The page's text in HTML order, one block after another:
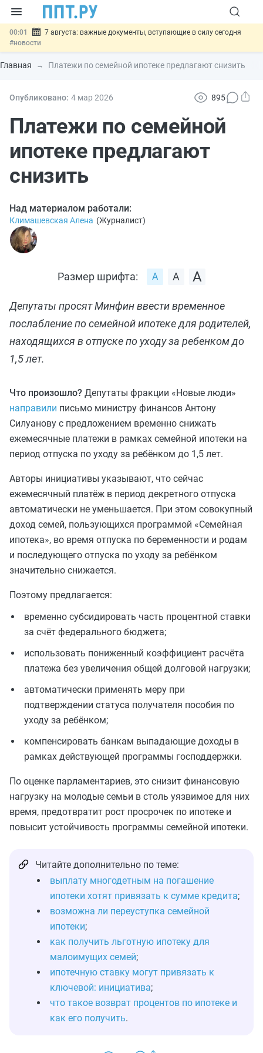
00:01
7 августа: важные документы, вступающие в силу сегодня
#новости
06.08 Минпромторг предложил запретить смешанные лоты
электроники в госзакупках#новости
06.08 Возврат денег за риелторские услуги при недействительных
06.08
Обеспечительный платёж СПОТ могут заменить
банковской гарантией
#новости
Главная Платежи по семейной ипотеке предлагают снизить
Опубликовано: 4 мар 2026 895
Платежи по семейной
ипотеке предлагают
снизить
Над материалом работали:
Климашевская Алена (Журналист)
Размер шрифта:
Депутаты просят Минфин ввести временное
послабление по семейной ипотеке для родителей,
находящихся в отпуске по уходу за ребенком до
1,5 лет.
Что произошло? Депутаты фракции «Новые люди»
направили письмо министру финансов Антону
Силуанову с предложением временно снижать
ежемесячные платежи в рамках семейной ипотеки на
период отпуска по уходу за ребёнком до 1,5 лет.
Авторы инициативы указывают, что сейчас
ежемесячный платёж в период декретного отпуска
автоматически не уменьшается. При этом совокупный
доход семей, пользующихся программой «Семейная
ипотека», во время отпуска по беременности и родам
и последующего отпуска по уходу за ребёнком
значительно снижается.
Поэтому предлагается:
временно субсидировать часть процентной ставки
за счёт федерального бюджета;
использовать пониженный коэффициент расчёта
платежа без увеличения общей долговой нагрузки;
автоматически применять меру при
подтверждении статуса получателя пособия по
уходу за ребёнком;
компенсировать банкам выпадающие доходы в
рамках действующей программы господдержки.
По оценке парламентариев, это снизит финансовую
нагрузку на молодые семьи в столь уязвимое для них
время, предотвратит рост просрочек по ипотеке и
повысит устойчивость программы семейной ипотеки.
Читайте дополнительно по теме:
выплату многодетным на погашение
ипотеки хотят привязать к сумме кредита;
возможна ли переуступка семейной
ипотеки;
как получить льготную ипотеку для
малоимущих семей;
ипотечную ставку могут привязать к
ключевой: инициатива;
что такое возврат процентов по ипотеке и
как его получить.